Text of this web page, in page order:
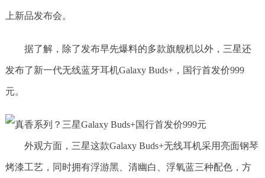
上新品发布会。
据了解，除了发布早先爆料的多款旗舰机以外，三星还
发布了新一代无线蓝牙耳机Galaxy Buds+，国行首发价999
元。
外观方面，三星这款Galaxy Buds+无线耳机采用亮面钢琴
烤漆工艺，同时拥有浮游黑、清幽白、浮氧蓝三种配色，方